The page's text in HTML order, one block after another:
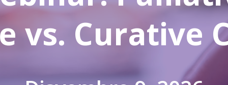
vs. Curative